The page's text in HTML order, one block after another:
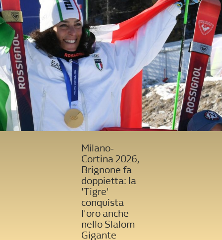
Milano-
Cortina 2026,
Brignone fa
doppietta: la
'Tigre'
conquista
l'oro anche
nello Slalom
Gigante